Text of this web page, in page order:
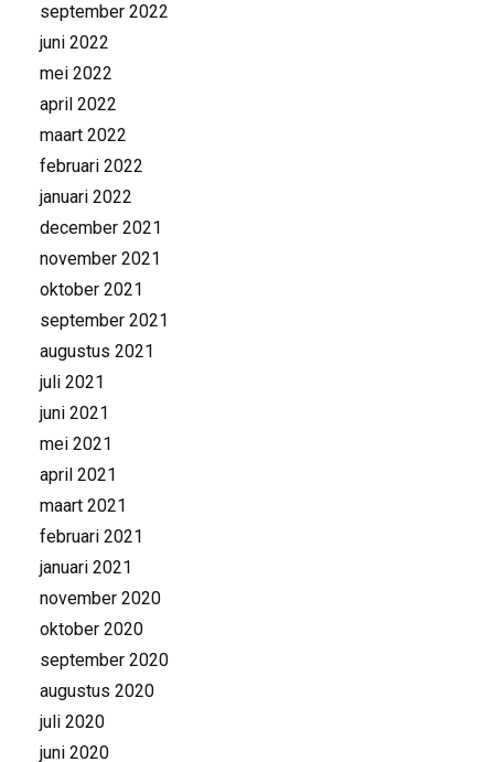
september 2022
juni 2022
mei 2022
april 2022
maart 2022
februari 2022
januari 2022
december 2021
november 2021
oktober 2021
september 2021
augustus 2021
juli 2021
juni 2021
mei 2021
april 2021
maart 2021
februari 2021
januari 2021
november 2020
oktober 2020
september 2020
augustus 2020
juli 2020
juni 2020